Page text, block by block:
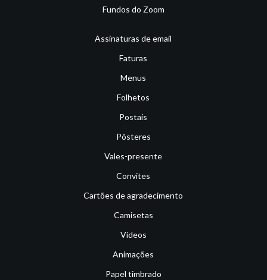
Fundos do Zoom
Assinaturas de email
Faturas
Menus
Folhetos
Postais
Pôsteres
Vales-presente
Convites
Cartões de agradecimento
Camisetas
Vídeos
Animações
Papel timbrado